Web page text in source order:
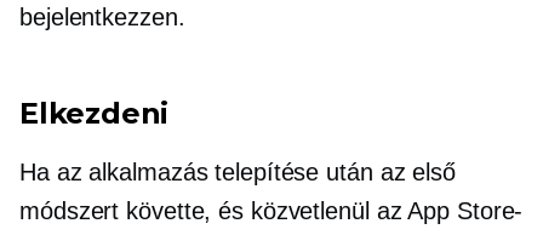
bejelentkezzen.
Elkezdeni
Ha az alkalmazás telepítése után az első
módszert követte, és közvetlenül az App Store-